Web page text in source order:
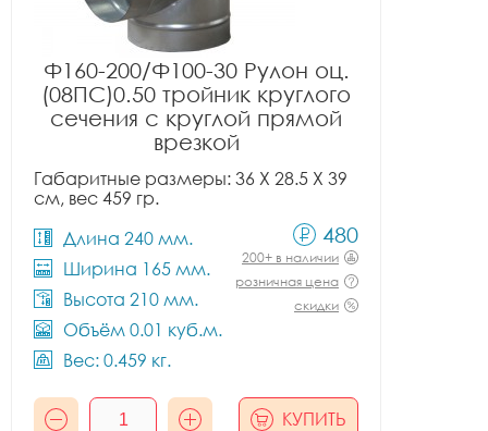
Ф160-200/Ф100-30 Рулон оц.
(08ПС)0.50 тройник круглого
сечения с круглой прямой
врезкой
Габаритные размеры: 36 X 28.5 X 39
см, вес 459 гр.
Длина 240 мм.
Ширина 165 мм.
Высота 210 мм.
Объём 0.01 куб.м.
Вес: 0.459 кг.
480
200+ в наличии
розничная цена
скидки
КУПИТЬ